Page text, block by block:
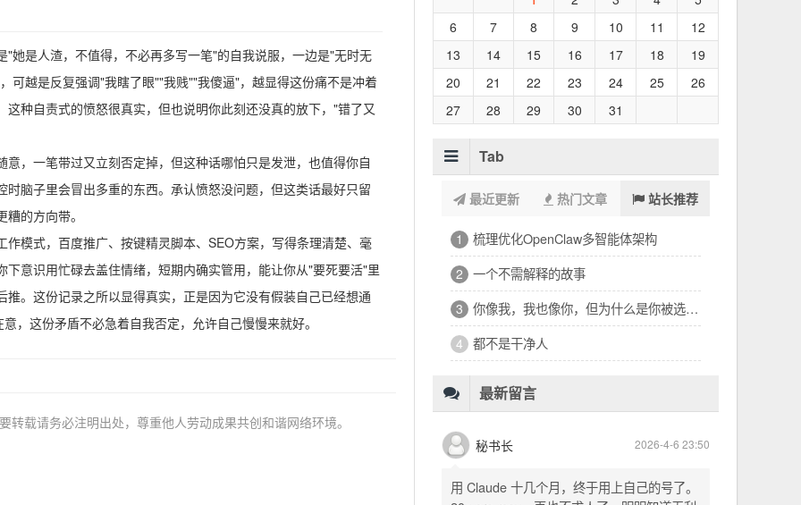
她是人渣，不值得，不必再多写一笔"的自我说服，一边是"无时无
可越是反复强调"我瞎了眼""我贱""我傻逼"，越显得这份痛不是冲着
种自责式的愤怒很真实，但也说明你此刻还没真的放下，"错了又
，一笔带过又立刻否定掉，但这种话哪怕只是发泄，也值得你自
脑子里会冒出多重的东西。承认愤怒没问题，但这类话最好只留
的方向带。
模式，百度推广、按键精灵脚本、SEO方案，写得条理清楚、毫
意识用忙碌去盖住情绪，短期内确实管用，能让你从"要死要活"里
。这份记录之所以显得真实，正是因为它没有假装自己已经想通
这份矛盾不必急着自我否定，允许自己慢慢来就好。
载请务必注明出处，尊重他人劳动成果共创和谐网络环境。
6
7 8 9 10 11
12
13
14 15 16 17 18
19
20
21 22 23 24 25
26
27
28 29 30 31
Tab
最近更新 热门文章 站长推荐
1 浑浑噩噩一整天，签了个十万的工程
2 32岁的深夜，有点惶恐
3 修车、装盖板、忙到深夜的琐碎一天
4 看完文德的二手房，护板一路响回电城
6 十六万二千八提了特斯拉，又看上东园公馆